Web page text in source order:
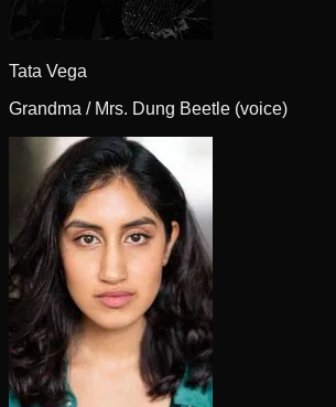
Tata Vega
Grandma / Mrs. Dung Beetle (voice)